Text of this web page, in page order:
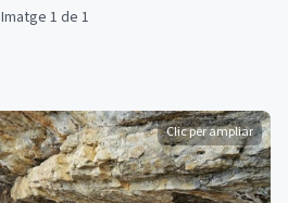
Imatge 1 de 1
Clic per ampliar